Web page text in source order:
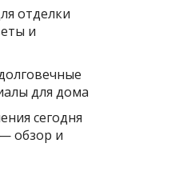
отделки
и
для дома
сегодня
обзор и